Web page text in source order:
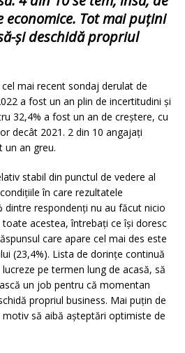
economice. Tot mai puțini
și deschidă propriul
mai recent sondaj derulat de
a fost un an plin de incertitudini și
32,4% a fost un an de creștere, cu
decât 2021. 2 din 10 angajați
un an greu.
stabil din punctul de vedere al
în care rezultatele
dintre respondenți nu au făcut nicio
toate acestea, întrebați ce își doresc
care apare cel mai des este
(23,4%). Lista de dorințe continuă
pe termen lung de acasă, să
un job pentru că momentan
propriul business. Mai puțin de
motiv să aibă așteptări optimiste de